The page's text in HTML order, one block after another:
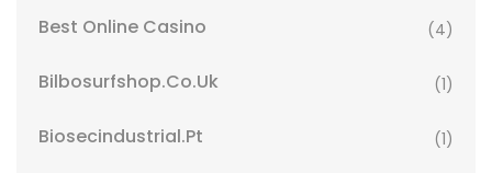
Best Online Casino (4)
Bilbosurfshop.co.uk (1)
Biosecindustrial.pt (1)